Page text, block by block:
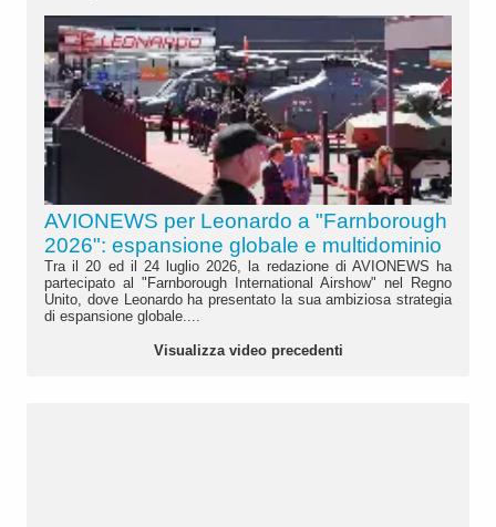
AVIONEWS per Leonardo a "Farnborough
2026": espansione globale e multidominio
Tra il 20 ed il 24 luglio 2026, la redazione di AVIONEWS ha
partecipato al "Farnborough International Airshow" nel Regno
Unito, dove Leonardo ha presentato la sua ambiziosa strategia
di espansione globale....
Visualizza video precedenti